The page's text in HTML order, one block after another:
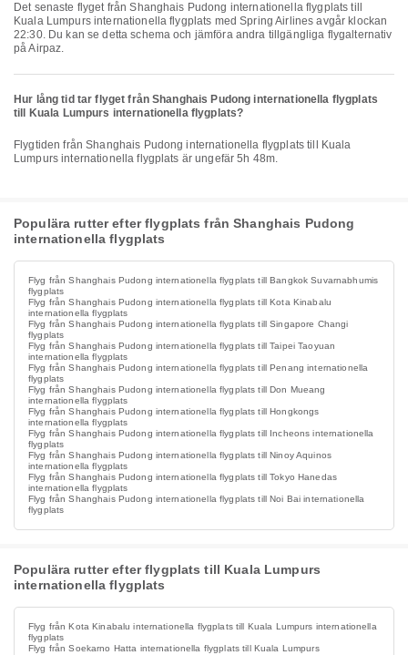
Det senaste flyget från Shanghais Pudong internationella flygplats till
Kuala Lumpurs internationella flygplats med Spring Airlines avgår klockan
22:30. Du kan se detta schema och jämföra andra tillgängliga flygalternativ
på Airpaz.
Hur lång tid tar flyget från Shanghais Pudong internationella flygplats
till Kuala Lumpurs internationella flygplats?
Flygtiden från Shanghais Pudong internationella flygplats till Kuala
Lumpurs internationella flygplats är ungefär 5h 48m.
Populära rutter efter flygplats från Shanghais Pudong
internationella flygplats
Flyg från Shanghais Pudong internationella flygplats till Bangkok Suvarnabhumis
flygplats
Flyg från Shanghais Pudong internationella flygplats till Kota Kinabalu
internationella flygplats
Flyg från Shanghais Pudong internationella flygplats till Singapore Changi
flygplats
Flyg från Shanghais Pudong internationella flygplats till Taipei Taoyuan
internationella flygplats
Flyg från Shanghais Pudong internationella flygplats till Penang internationella
flygplats
Flyg från Shanghais Pudong internationella flygplats till Don Mueang
internationella flygplats
Flyg från Shanghais Pudong internationella flygplats till Hongkongs
internationella flygplats
Flyg från Shanghais Pudong internationella flygplats till Incheons internationella
flygplats
Flyg från Shanghais Pudong internationella flygplats till Ninoy Aquinos
internationella flygplats
Flyg från Shanghais Pudong internationella flygplats till Tokyo Hanedas
internationella flygplats
Flyg från Shanghais Pudong internationella flygplats till Noi Bai internationella
flygplats
Populära rutter efter flygplats till Kuala Lumpurs
internationella flygplats
Flyg från Kota Kinabalu internationella flygplats till Kuala Lumpurs internationella
flygplats
Flyg från Soekarno Hatta internationella flygplats till Kuala Lumpurs